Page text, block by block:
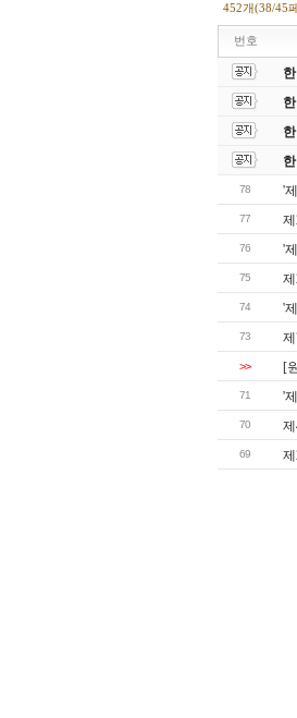
452개(38/45
번호
78 '
77
76 '
75
74 '
73
>> [
71 '
70
69